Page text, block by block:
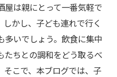
屋は親にとって一番気軽で
かし、子ども連れで行く
多いでしょう。飲食に集中
たちとの調和をどう取るべ
そこで、本ブログでは、子